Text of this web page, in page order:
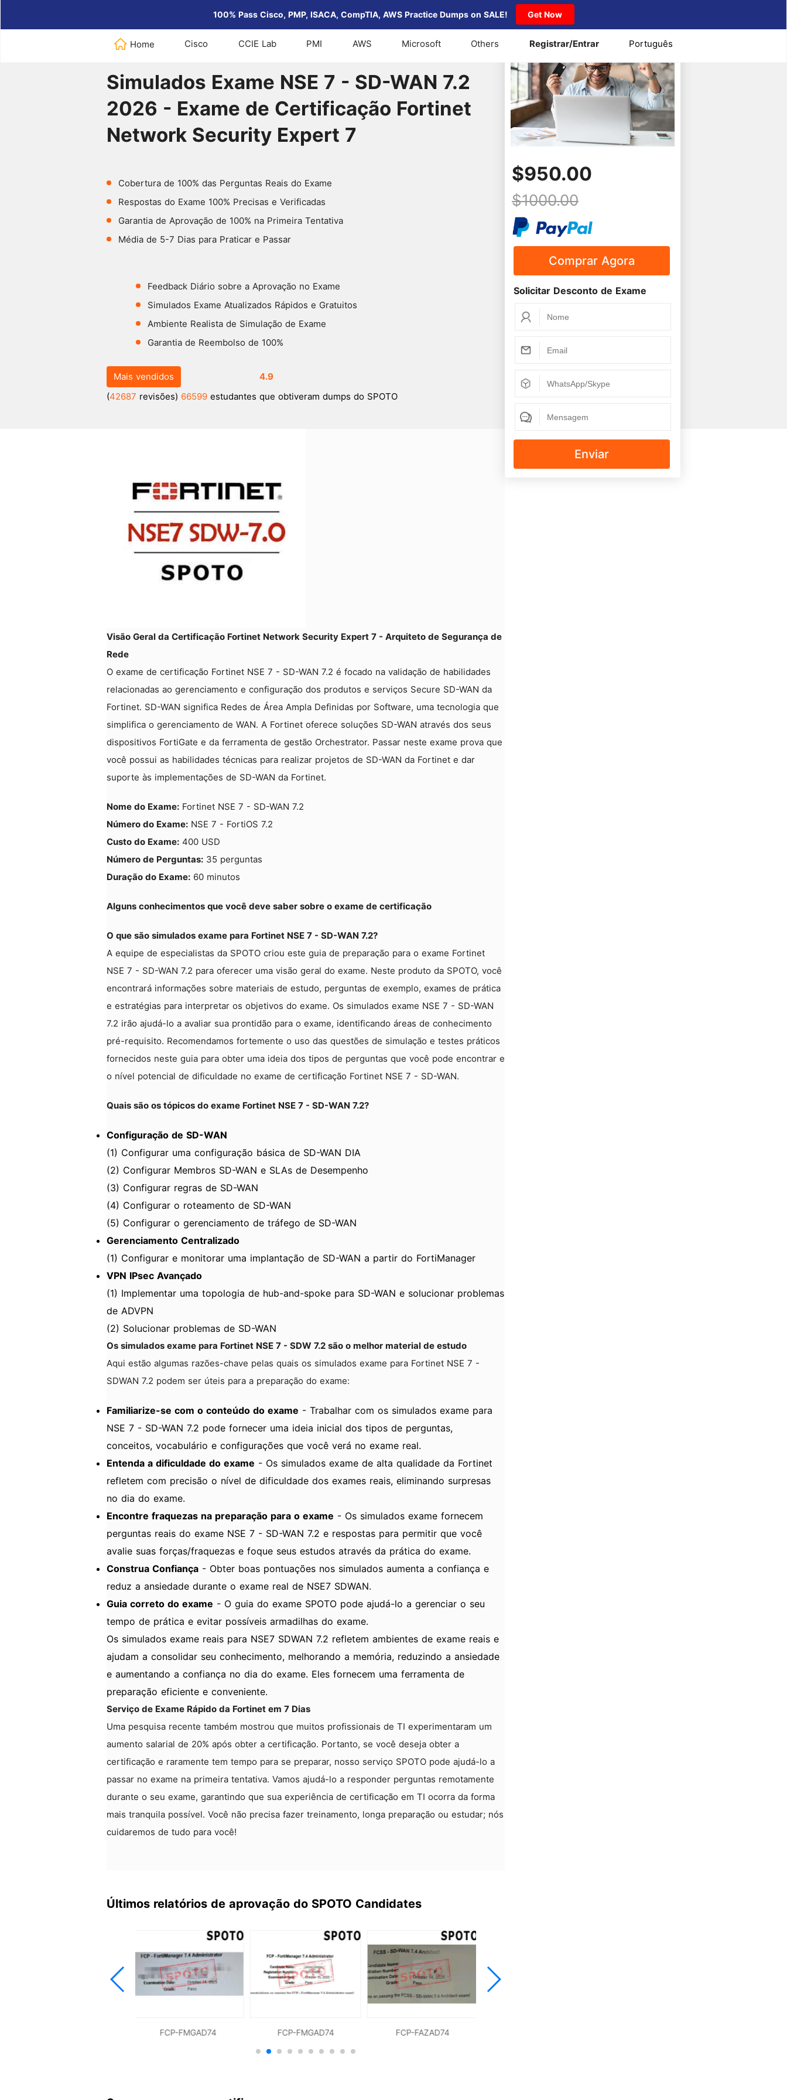
100% Pass Cisco, PMP, ISACA, CompTIA, AWS Practice Dumps on SALE! Get Now
Home Cisco CCIE Lab PMI AWS Microsoft Others Registrar/Entrar Português
$950.00
$1000.00
Comprar Agora
Solicitar Desconto de Exame
Enviar
Home > Fortinet > Simulados Exame NSE 7 - SD-WAN 7.2 2026 - Exame de Certificação Fortinet Network Security Expert 7
Simulados Exame NSE 7 - SD-WAN 7.2
2026 - Exame de Certificação Fortinet
Network Security Expert 7
Cobertura de 100% das Perguntas Reais do Exame
Respostas do Exame 100% Precisas e Verificadas
Garantia de Aprovação de 100% na Primeira Tentativa
Média de 5-7 Dias para Praticar e Passar
Feedback Diário sobre a Aprovação no Exame
Simulados Exame Atualizados Rápidos e Gratuitos
Ambiente Realista de Simulação de Exame
Garantia de Reembolso de 100%
Mais vendidos
4.9
(42687 revisões) 66599 estudantes que obtiveram dumps do SPOTO
Visão Geral da Certificação Fortinet Network Security Expert 7 - Arquiteto de Segurança de
Rede
O exame de certificação Fortinet NSE 7 - SD-WAN 7.2 é focado na validação de habilidades
relacionadas ao gerenciamento e configuração dos produtos e serviços Secure SD-WAN da
Fortinet. SD-WAN significa Redes de Área Ampla Definidas por Software, uma tecnologia que
simplifica o gerenciamento de WAN. A Fortinet oferece soluções SD-WAN através dos seus
dispositivos FortiGate e da ferramenta de gestão Orchestrator. Passar neste exame prova que
você possui as habilidades técnicas para realizar projetos de SD-WAN da Fortinet e dar
suporte às implementações de SD-WAN da Fortinet.
Nome do Exame: Fortinet NSE 7 - SD-WAN 7.2
Número do Exame: NSE 7 - FortiOS 7.2
Custo do Exame: 400 USD
Número de Perguntas: 35 perguntas
Duração do Exame: 60 minutos
Alguns conhecimentos que você deve saber sobre o exame de certificação
O que são simulados exame para Fortinet NSE 7 - SD-WAN 7.2?
A equipe de especialistas da SPOTO criou este guia de preparação para o exame Fortinet
NSE 7 - SD-WAN 7.2 para oferecer uma visão geral do exame. Neste produto da SPOTO, você
encontrará informações sobre materiais de estudo, perguntas de exemplo, exames de prática
e estratégias para interpretar os objetivos do exame. Os simulados exame NSE 7 - SD-WAN
7.2 irão ajudá-lo a avaliar sua prontidão para o exame, identificando áreas de conhecimento
pré-requisito. Recomendamos fortemente o uso das questões de simulação e testes práticos
fornecidos neste guia para obter uma ideia dos tipos de perguntas que você pode encontrar e
o nível potencial de dificuldade no exame de certificação Fortinet NSE 7 - SD-WAN.
Quais são os tópicos do exame Fortinet NSE 7 - SD-WAN 7.2?
Configuração de SD-WAN
(1) Configurar uma configuração básica de SD-WAN DIA
(2) Configurar Membros SD-WAN e SLAs de Desempenho
(3) Configurar regras de SD-WAN
(4) Configurar o roteamento de SD-WAN
(5) Configurar o gerenciamento de tráfego de SD-WAN
Gerenciamento Centralizado
(1) Configurar e monitorar uma implantação de SD-WAN a partir do FortiManager
VPN IPsec Avançado
(1) Implementar uma topologia de hub-and-spoke para SD-WAN e solucionar problemas
de ADVPN
(2) Solucionar problemas de SD-WAN
Os simulados exame para Fortinet NSE 7 - SDW 7.2 são o melhor material de estudo
Aqui estão algumas razões-chave pelas quais os simulados exame para Fortinet NSE 7 -
SDWAN 7.2 podem ser úteis para a preparação do exame:
Familiarize-se com o conteúdo do exame - Trabalhar com os simulados exame para
NSE 7 - SD-WAN 7.2 pode fornecer uma ideia inicial dos tipos de perguntas,
conceitos, vocabulário e configurações que você verá no exame real.
Entenda a dificuldade do exame - Os simulados exame de alta qualidade da Fortinet
refletem com precisão o nível de dificuldade dos exames reais, eliminando surpresas
no dia do exame.
Encontre fraquezas na preparação para o exame - Os simulados exame fornecem
perguntas reais do exame NSE 7 - SD-WAN 7.2 e respostas para permitir que você
avalie suas forças/fraquezas e foque seus estudos através da prática do exame.
Construa Confiança - Obter boas pontuações nos simulados aumenta a confiança e
reduz a ansiedade durante o exame real de NSE7 SDWAN.
Guia correto do exame - O guia do exame SPOTO pode ajudá-lo a gerenciar o seu
tempo de prática e evitar possíveis armadilhas do exame.
Os simulados exame reais para NSE7 SDWAN 7.2 refletem ambientes de exame reais e
ajudam a consolidar seu conhecimento, melhorando a memória, reduzindo a ansiedade
e aumentando a confiança no dia do exame. Eles fornecem uma ferramenta de
preparação eficiente e conveniente.
Serviço de Exame Rápido da Fortinet em 7 Dias
Uma pesquisa recente também mostrou que muitos profissionais de TI experimentaram um
aumento salarial de 20% após obter a certificação. Portanto, se você deseja obter a
certificação e raramente tem tempo para se preparar, nosso serviço SPOTO pode ajudá-lo a
passar no exame na primeira tentativa. Vamos ajudá-lo a responder perguntas remotamente
durante o seu exame, garantindo que sua experiência de certificação em TI ocorra da forma
mais tranquila possível. Você não precisa fazer treinamento, longa preparação ou estudar; nós
cuidaremos de tudo para você!
Últimos relatórios de aprovação do SPOTO Candidates
FCP-FMGAD74 FCP-FMGAD74 FCP-FAZAD74